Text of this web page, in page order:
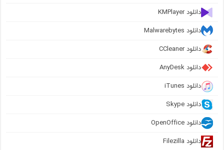
دانلود KMPlayer
دانلود Malwarebytes
دانلود CCleaner
دانلود AnyDesk
دانلود iTunes
دانلود Skype
دانلود OpenOffice
دانلود Filezilla